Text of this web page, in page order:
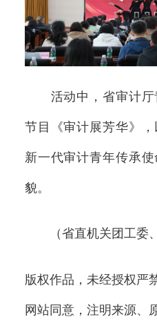
活动中，省审计厅
节目《审计展芳华》
新一代审计青年传承
貌。
（省直机关团工委、
版权作品，未经授权严
网站同意，注明来源、